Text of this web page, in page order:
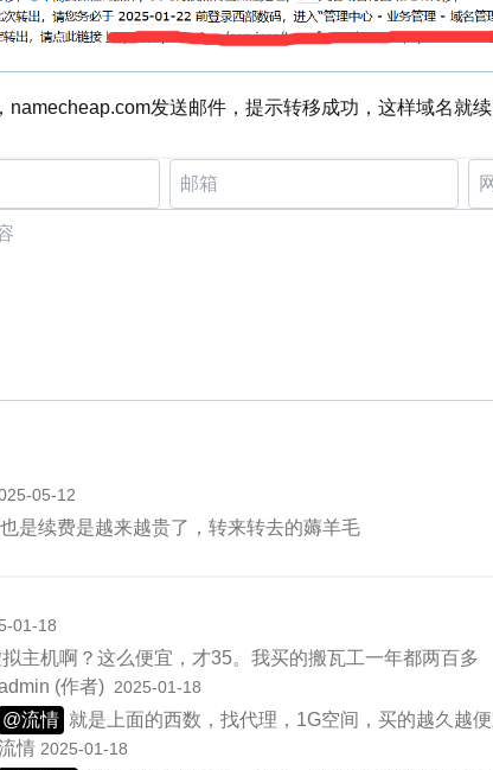
namecheap.com发送邮件，提示转移成功，这样域名就续
05-12
是续费是越来越贵了，转来转去的薅羊毛
01-18
主机啊？这么便宜，才35。我买的搬瓦工一年都两百多
(作者) 2025-01-18
@流情 就是上面的西数，找代理，1G空间，买的越久越
情 2025-01-18